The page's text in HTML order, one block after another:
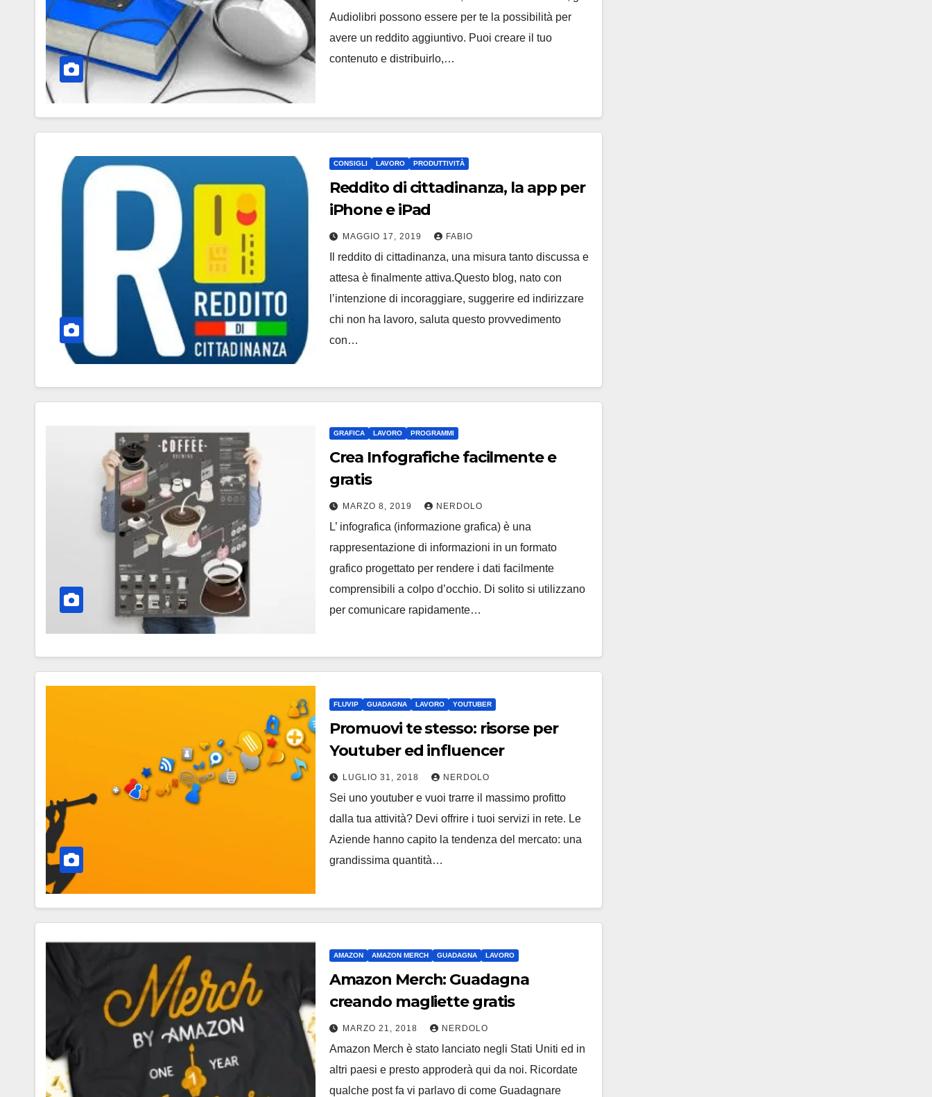
Audiolibri possono essere per te la possibilità per
avere un reddito aggiuntivo. Puoi creare il tuo
contenuto e distribuirlo,…
CONSIGLI LAVORO PRODUTTIVITÀ
Reddito di cittadinanza, la app per
iPhone e iPad
MAGGIO 17, 2019 FABIO
Il reddito di cittadinanza, una misura tanto discussa e
attesa è finalmente attiva.Questo blog, nato con
l’intenzione di incoraggiare, suggerire ed indirizzare
chi non ha lavoro, saluta questo provvedimento
con…
GRAFICA LAVORO PROGRAMMI
Crea Infografiche facilmente e
gratis
MARZO 8, 2019 NERDOLO
L’ infografica (informazione grafica) è una
rappresentazione di informazioni in un formato
grafico progettato per rendere i dati facilmente
comprensibili a colpo d’occhio. Di solito si utilizzano
per comunicare rapidamente…
FLUVIP GUADAGNA LAVORO YOUTUBER
Promuovi te stesso: risorse per
Youtuber ed influencer
LUGLIO 31, 2018 NERDOLO
Sei uno youtuber e vuoi trarre il massimo profitto
dalla tua attività? Devi offrire i tuoi servizi in rete. Le
Aziende hanno capito la tendenza del mercato: una
grandissima quantità…
AMAZON AMAZON MERCH GUADAGNA LAVORO
Amazon Merch: Guadagna
creando magliette gratis
MARZO 21, 2018 NERDOLO
Amazon Merch è stato lanciato negli Stati Uniti ed in
altri paesi e presto approderà qui da noi. Ricordate
qualche post fa vi parlavo di come Guadagnare